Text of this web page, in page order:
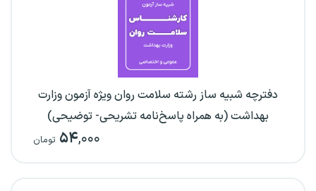
دفترچه شبیه ساز رشته سلامت روان ویژه آزمون وزارت
بهداشت (به همراه پاسخ‌نامه تشریحی- توضیحی)
۵۴,۰۰۰ تومان